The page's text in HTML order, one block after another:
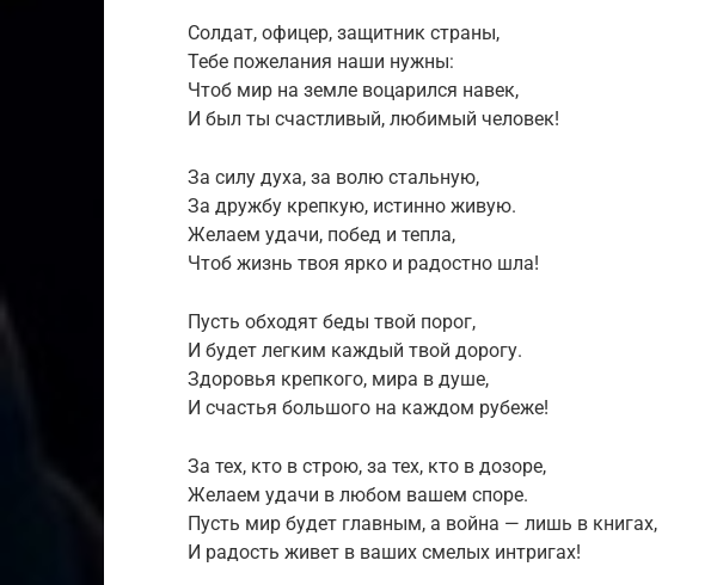
Солдат, офицер, защитник страны,
Тебе пожелания наши нужны:
Чтоб мир на земле воцарился навек,
И был ты счастливый, любимый человек!
За силу духа, за волю стальную,
За дружбу крепкую, истинно живую.
Желаем удачи, побед и тепла,
Чтоб жизнь твоя ярко и радостно шла!
Пусть обходят беды твой порог,
И будет легким каждый твой дорогу.
Здоровья крепкого, мира в душе,
И счастья большого на каждом рубеже!
За тех, кто в строю, за тех, кто в дозоре,
Желаем удачи в любом вашем споре.
Пусть мир будет главным, а война — лишь в книгах,
И радость живет в ваших смелых интригах!